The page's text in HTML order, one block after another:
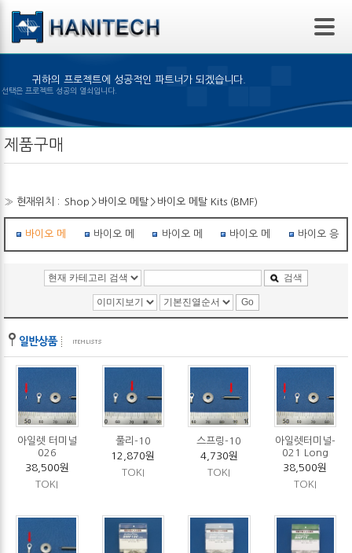
본문 바로가기
귀하의 프로젝트에 성공적인 파트너가 되겠습니다.
은 제품의 선택은 프로젝트 성공의 열쇠입니다.
제품구매
» 현재위치 : Shop > 바이오 메탈 > 바이오 메탈 Kits (BMF)
바이오 메탈 Kits (BMF)바이오 메탈 Kits (BMX)바이오 메탈 학습 Kit바이오 메탈 로봇바이오 응용
검색
아일렛 터미널
026
38,500원
TOKI
풀리-10
12,870원
TOKI
스프링-10
4,730원
TOKI
아일렛터미널-
021 Long
38,500원
TOKI